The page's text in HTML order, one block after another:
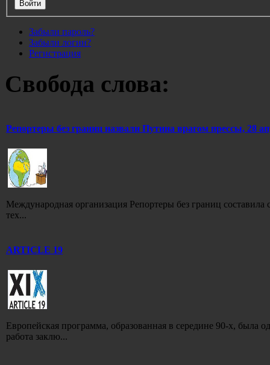
Забыли пароль?
Забыли логин?
Регистрация
Свобода слова:
Репортеры без границ назвали Путина врагом прессы, 28
Международная организация Репортеры без границ
тех...
ARTICLE 19
Европейская программа, образованная в середине 90-х,
работа заклю...